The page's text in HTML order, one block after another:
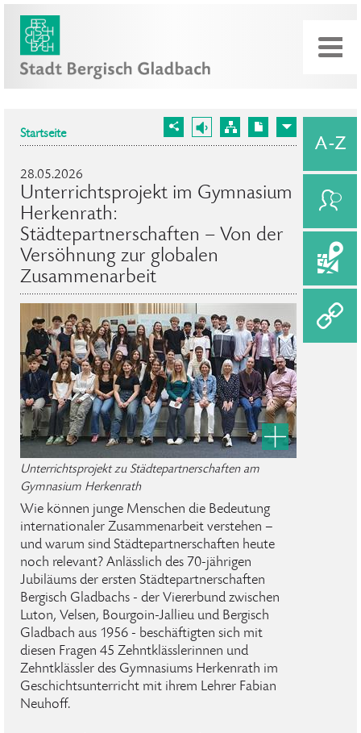
Startseite
28.05.2026
Unterrichtsprojekt im Gymnasium
Herkenrath:
Städtepartnerschaften – Von der
Versöhnung zur globalen
Zusammenarbeit
Unterrichtsprojekt zu Städtepartnerschaften am
Gymnasium Herkenrath
Wie können junge Menschen die Bedeutung
internationaler Zusammenarbeit verstehen –
und warum sind Städtepartnerschaften heute
noch relevant? Anlässlich des 70-jährigen
Jubiläums der ersten Städtepartnerschaften
Bergisch Gladbachs - der Viererbund zwischen
Luton, Velsen, Bourgoin-Jallieu und Bergisch
Gladbach aus 1956 - beschäftigten sich mit
diesen Fragen 45 Zehntklässlerinnen und
Zehntklässler des Gymnasiums Herkenrath im
Geschichtsunterricht mit ihrem Lehrer Fabian
Neuhoff.